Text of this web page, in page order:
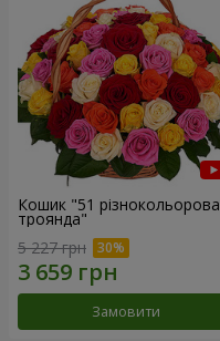
Кошик "51 різнокольорова
троянда"
5 227 грн
Замовити